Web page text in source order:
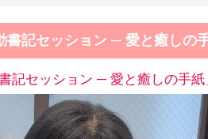
書記セッション ─ 愛と癒しの手
記セッション ─ 愛と癒しの手